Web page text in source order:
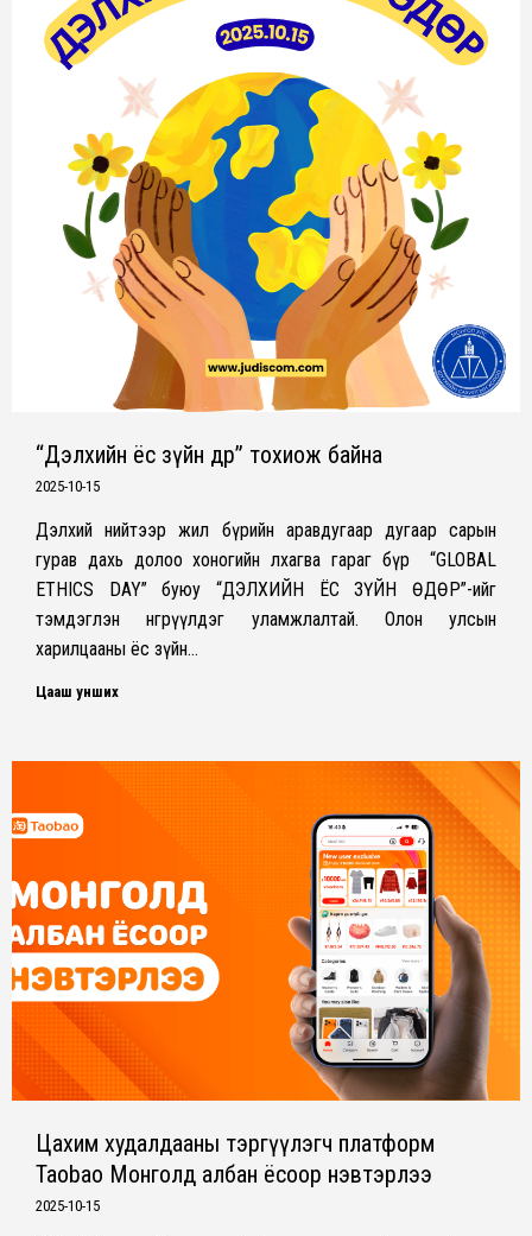
“Дэлхийн ёс зүйн өдөр” тохиож байна
2025-10-15
Дэлхий нийтээр жил бүрийн аравдугаар дугаар сарын
гурав дахь долоо хоногийн лхагва гараг бүр “GLOBAL
ETHICS DAY” буюу “ДЭЛХИЙН ЁС ЗҮЙН ӨДӨР”-ийг
тэмдэглэн өнгөрүүлдэг уламжлалтай. Олон улсын
харилцааны ёс зүйн…
Цааш унших
Цахим худалдааны тэргүүлэгч платформ
Taobao Монголд албан ёсоор нэвтэрлээ
2025-10-15